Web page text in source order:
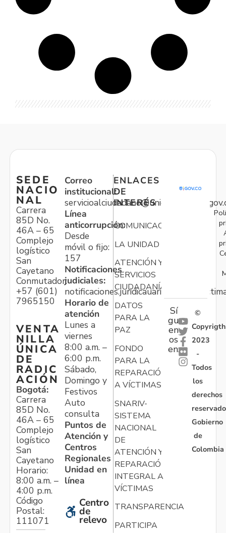
SEDE
NACIO
NAL
Carrera
85D No.
46A – 65
Complejo
logístico
San
Cayetano
Conmutador:
+57 (601)
7965150
VENTA
NILLA
ÚNICA
DE
RADIC
ACIÓN
Bogotá:
Carrera
85D No.
46A – 65
Complejo
logístico
San
Cayetano
Horario:
8:00 a.m. –
4:00 p.m.
Código
Postal:
111071
Correo
institucional:
Línea
anticorrupción:
Desde
móvil o fijo:
157
Notificaciones
judiciales:
Horario de
atención
Lunes a
viernes
8:00 a.m. –
6:00 p.m.
Sábado,
Domingo y
Festivos
Auto
consulta
Puntos de
Atención y
Centros
Regionales
Unidad en
línea
Centro
de
relevo
ENLACES
DE
INTERÉS
COMUNICACIONES
LA UNIDAD
ATENCIÓN Y
SERVICIOS
CIUDADANÍA
DATOS
PARA LA
PAZ
FONDO
PARA LA
REPARACIÓN
A VÍCTIMAS
SNARIV-
SISTEMA
NACIONAL
DE
ATENCIÓN Y
REPARACIÓN
INTEGRAL A
VÍCTIMAS
TRANSPARENCIA
PARTICIPA
Sí
gu
en
os
en:
©
Copyrigth
2023
-
Todos
los
derechos
Gobierno
de
Colombia